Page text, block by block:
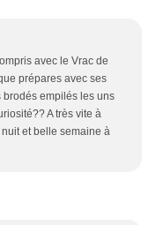
avec le Vrac de
prépares avec ses
brodés empilés les uns
A très vite à
et belle semaine à